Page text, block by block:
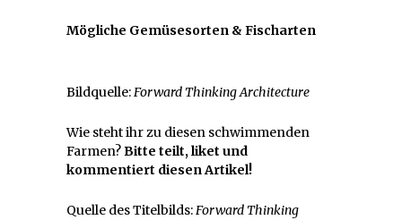
Mögliche Gemüsesorten & Fischarten
Bildquelle:Forward Thinking Architecture
Wie steht ihr zu diesen schwimmenden
Farmen?Bitte teilt, liket und
kommentiert diesen Artikel!
Quelle des Titelbilds:Forward Thinking